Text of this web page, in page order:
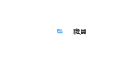
CATEGORIES
職員